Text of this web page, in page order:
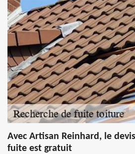
Avec Artisan Reinhard, le
fuite est gratuit